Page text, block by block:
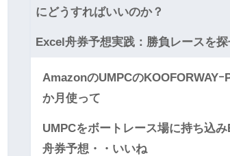
にどうすればいいのか？
Excel舟券予想実践：勝負レースを探
AmazonのUMPCのKOOFORWAYｰ
か月使って
UMPCをボートレース場に持ち込
舟券予想・・いいね